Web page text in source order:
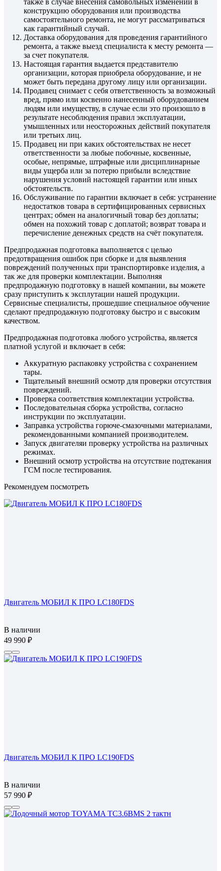
конструкцию оборудования или производства
самостоятельного ремонта, не могут рассматриваться
как гарантийный случай.
Доставка оборудования для проведения гарантийного
ремонта, а также выезд специалиста к месту ремонта —
за счет покупателя.
Настоящая гарантия выдается представителю
организации, которая приобрела оборудование, и не
может быть передана другому лицу или организации.
Продавец снимает с себя ответственность за возможный
вред, прямо или косвенно нанесенный оборудованием
людям или имуществу, в случае если это произошло в
результате несоблюдения правил эксплуатации,
умышленных или неосторожных действий покупателя
или третьих лиц.
Продавец ни при каких обстоятельствах не несет
ответственности за любые побочные, косвенные,
особые, непрямые, штрафные или дисциплинарные
виды ущерба или за потерю прибыли вследствие
нарушения условий настоящей гарантии или иных
обстоятельств.
Обслуживание по гарантии включает в себя: устранение
недостатков товара в сертифицированных сервисных
центрах; обмен на аналогичный товар без доплаты;
обмен на похожий товар с доплатой; возврат товара и
перечисление денежных средств на счёт покупателя.
Предпродажная подготовка выполняется с целью
предотвращения ошибок при сборке и для выявления
повреждений полученных при транспортировке изделия, а
так же для проверки комплектации. Выполняя
предпродажную подготовку в нашей компании, вы можете
сразу приступить к эксплутации нашей продукции.
Сервисные специалисты, прошедшие специальное обучение
сделают предпродажную подготовку быстро и с высоким
качеством.
Предпродажная подготовка любого устройства, является
платной услугой и включает в себя:
Аккуратную распаковку устройства с сохранением
тары.
Тщательный внешний осмотр для проверки отсутствия
повреждений.
Проверка соответствия комплектации устройства.
Последовательная сборка устройства, согласно
инструкции по эксплуатации.
Заправка устройства горюче-смазочными материалами,
рекомендованными компанией производителем.
Запуск двигателяи проверку устройства на различных
режимах.
Внешний осмотр устройства на отсутствие подтекания
ГСМ после тестирования.
Рекомендуем посмотреть
Двигатель МОБИЛ К ПРО LC180FDS
В наличии
49 990
Двигатель МОБИЛ К ПРО LC190FDS
В наличии
57 990